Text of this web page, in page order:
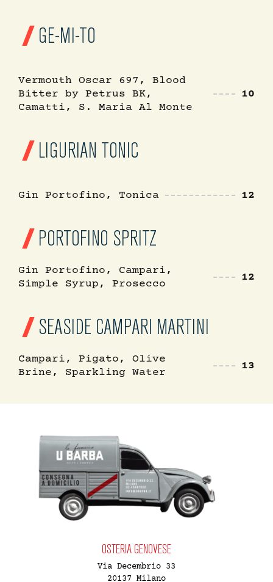
GE-MI-TO
Vermouth Oscar 697, Blood
Bitter by Petrus BK,
Camatti, S. Maria Al Monte
10
LIGURIAN TONIC
Gin Portofino, Tonica 12
PORTOFINO SPRITZ
Gin Portofino, Campari,
Simple Syrup, Prosecco
12
SEASIDE CAMPARI MARTINI
Campari, Pigato, Olive
Brine, Sparkling Water
13
OSTERIA GENOVESE
Via Decembrio 33
20137 Milano